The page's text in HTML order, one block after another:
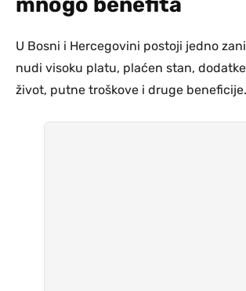
U Bosni i Hercegovini postoji jedno
nudi visoku platu, plaćen stan,
život, putne troškove i druge beneficije.